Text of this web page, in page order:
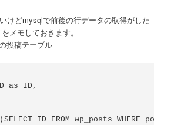
けどmysqlで前後の行データの取得がした
メモしておきます。
投稿テーブル
as ID,
ID FROM wp_posts WHERE